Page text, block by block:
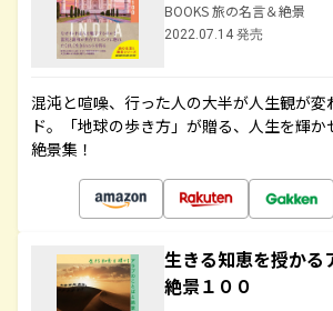
BOOKS 旅の名言＆絶景
2022.07.14 発売
混沌と喧噪、行った人の大半が人生観が変
ド。「地球の歩き方」が贈る、人生を輝
絶景集！
生きる知恵を授かる
絶景１００